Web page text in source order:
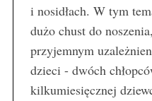
i nosidłach. W tym
dużo chust do
przyjemnym
dzieci - dwóch
kilkumiesięcznej